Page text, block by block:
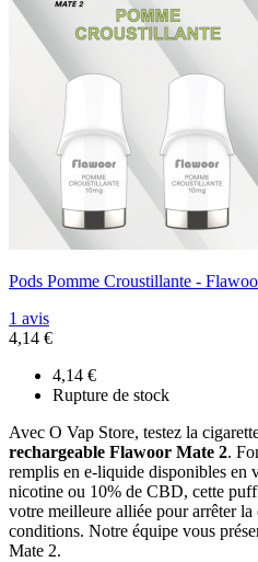
Pods Pomme Croustillante -
1 avis
4,14 €
4,14 €
Rupture de stock
Avec O Vap Store, testez la
rechargeable Flawoor Mate 2.
remplis en e-liquide disponibles en
nicotine ou 10% de CBD, cette
votre meilleure alliée pour arrêter la
conditions. Notre équipe vous
Mate 2.